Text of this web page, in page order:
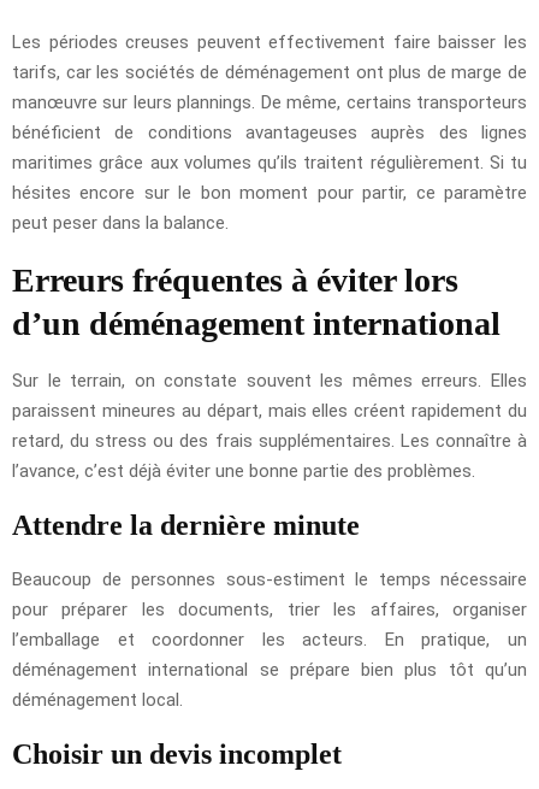
Les périodes creuses peuvent effectivement faire baisser les
tarifs, car les sociétés de déménagement ont plus de marge de
manœuvre sur leurs plannings. De même, certains transporteurs
bénéficient de conditions avantageuses auprès des lignes
maritimes grâce aux volumes qu’ils traitent régulièrement. Si tu
hésites encore sur le bon moment pour partir, ce paramètre
peut peser dans la balance.
Erreurs fréquentes à éviter lors
d’un déménagement international
Sur le terrain, on constate souvent les mêmes erreurs. Elles
paraissent mineures au départ, mais elles créent rapidement du
retard, du stress ou des frais supplémentaires. Les connaître à
l’avance, c’est déjà éviter une bonne partie des problèmes.
Attendre la dernière minute
Beaucoup de personnes sous-estiment le temps nécessaire
pour préparer les documents, trier les affaires, organiser
l’emballage et coordonner les acteurs. En pratique, un
déménagement international se prépare bien plus tôt qu’un
déménagement local.
Choisir un devis incomplet